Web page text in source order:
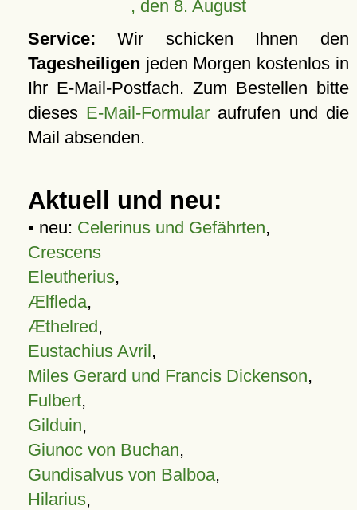
, den 8. August
Service: Wir schicken Ihnen den
Tagesheiligen jeden Morgen kostenlos in
Ihr E-Mail-Postfach. Zum Bestellen bitte
dieses E-Mail-Formular aufrufen und die
Mail absenden.
Aktuell und neu:
• neu: Celerinus und Gefährten,
Crescens
Eleutherius,
Ælfleda,
Æthelred,
Eustachius Avril,
Miles Gerard und Francis Dickenson,
Fulbert,
Gilduin,
Giunoc von Buchan,
Gundisalvus von Balboa,
Hilarius,